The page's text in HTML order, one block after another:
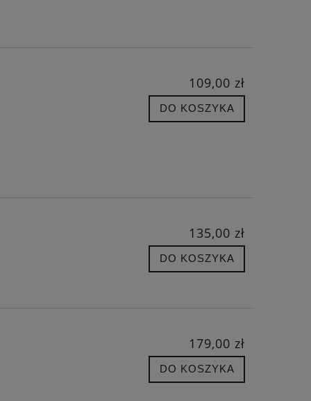
109,00 zł
DO KOSZYKA
135,00 zł
DO KOSZYKA
179,00 zł
DO KOSZYKA